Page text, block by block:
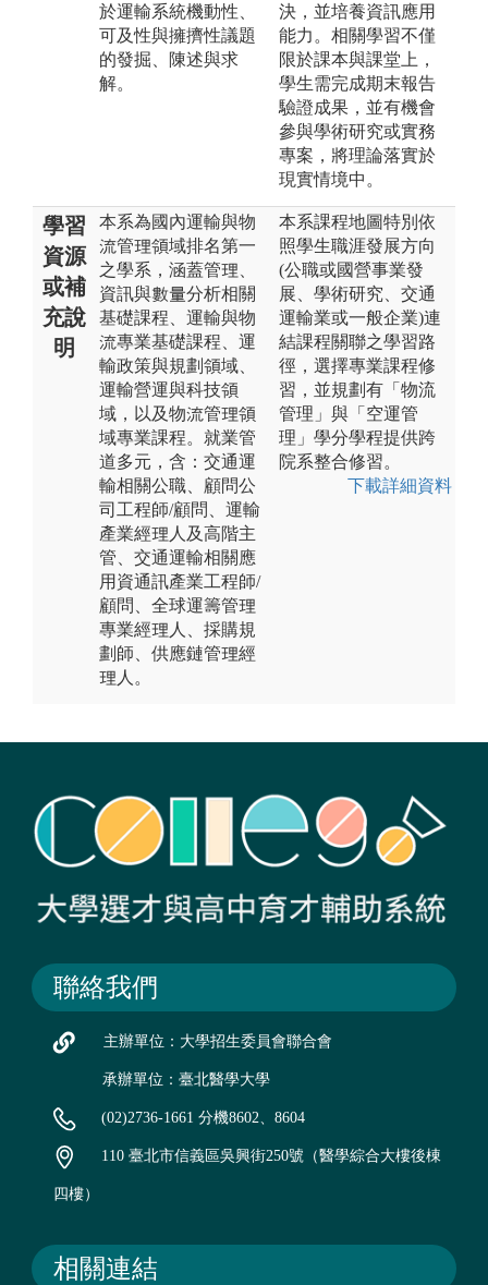
於運輸系統機動性、
可及性與擁擠性議題
的發掘、陳述與求
解。
決，並培養資訊應用
能力。相關學習不僅
限於課本與課堂上，
學生需完成期末報告
驗證成果，並有機會
參與學術研究或實務
專案，將理論落實於
現實情境中。
學習
資源
或補
充說
明
本系為國內運輸與物
流管理領域排名第一
之學系，涵蓋管理、
資訊與數量分析相關
基礎課程、運輸與物
流專業基礎課程、運
輸政策與規劃領域、
運輸營運與科技領
域，以及物流管理領
域專業課程。就業管
道多元，含：交通運
輸相關公職、顧問公
司工程師/顧問、運輸
產業經理人及高階主
管、交通運輸相關應
用資通訊產業工程師/
顧問、全球運籌管理
專業經理人、採購規
劃師、供應鏈管理經
理人。
本系課程地圖特別依
照學生職涯發展方向
(公職或國營事業發
展、學術研究、交通
運輸業或一般企業)連
結課程關聯之學習路
徑，選擇專業課程修
習，並規劃有「物流
管理」與「空運管
理」學分學程提供跨
院系整合修習。
下載詳細資料
聯絡我們
主辦單位：大學招生委員會聯合會
承辦單位：臺北醫學大學
(02)2736-1661 分機8602、8604
110 臺北市信義區吳興街250號（醫學綜合大樓後棟
四樓）
相關連結